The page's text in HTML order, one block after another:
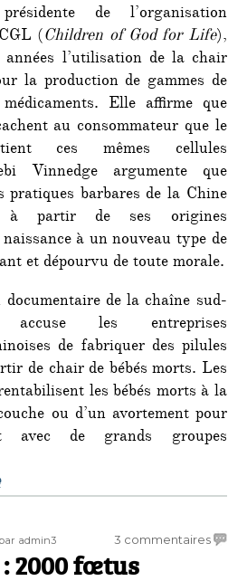
de l’organisation
(Children of God for Life),
années l’utilisation de la chair
la production de gammes de
Elle affirme que
au consommateur que le
ces mêmes cellules
Vinnedge argumente que
pratiques barbares de la Chine
à partir de ses origines
à un nouveau type de
et dépourvu de toute morale.
de la chaîne sud-
accuse les entreprises
de fabriquer des pilules
de chair de bébés morts. Les
les bébés morts à la
ou d’un avortement pour
avec de grands groupes
de « Pepsi et le cannibalisme »
Auteur
par admin3 3 commentairessur
2000 fœtus